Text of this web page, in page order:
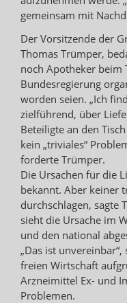
gemeinsam mit
Der Vorsitzende der
Thomas Trümper,
noch Apotheker beim
Bundesregierung
worden seien. „Ich
zielführend, über
Beteiligte an den
kein „triviales“
forderte Trümper.
Die Ursachen für die
bekannt. Aber keiner
durchschlagen, sagte
sieht die Ursache im
und den national
„Das ist
freien Wirtschaft
Arzneimittel Ex- und
Problemen.